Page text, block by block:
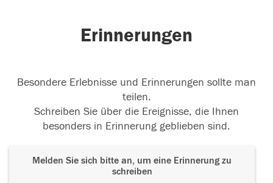
Erinnerungen
Besondere Erlebnisse und Erinnerungen sollte man
teilen.
Schreiben Sie über die Ereignisse, die Ihnen
besonders in Erinnerung geblieben sind.
Melden Sie sich bitte an, um eine Erinnerung zu
schreiben